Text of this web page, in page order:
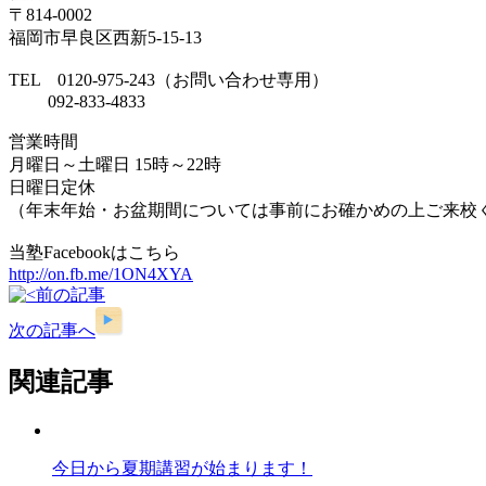
〒814-0002
福岡市早良区西新5-15-13
TEL 0120-975-243（お問い合わせ専用）
092-833-4833
営業時間
月曜日～土曜日 15時～22時
日曜日定休
（年末年始・お盆期間については事前にお確かめの上ご来校
当塾Facebookはこちら
http://on.fb.me/1ON4XYA
前の記事
次の記事へ
関連記事
今日から夏期講習が始まります！